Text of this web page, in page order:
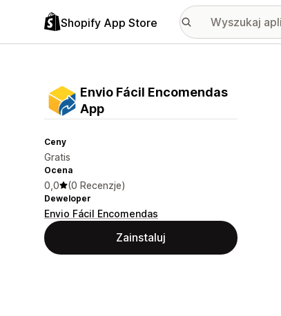
Shopify App Store
Envio Fácil Encomendas
App
Ceny
Gratis
Ocena
0,0 (0 Recenzje)
Deweloper
Envio Fácil Encomendas
Zainstaluj